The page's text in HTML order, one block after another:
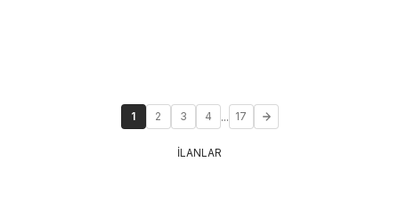
1 2 3 4 ... 17
İLANLAR